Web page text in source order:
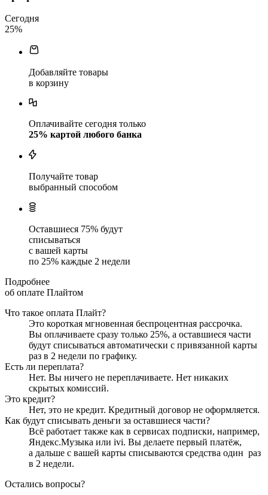
Сегодня
25%
Добавляйте товары
в корзину
Оплачивайте сегодня только
25% картой любого банка
Получайте товар
выбранный способом
Оставшиеся 75% будут
списываться
с вашей карты
по 25% каждые 2 недели
Подробнее
об оплате Плайтом
Что такое оплата Плайт?
Это короткая мгновенная беспроцентная рассрочка.
Вы оплачиваете сразу только 25%, а оставшиеся части
будут списываться автоматически с привязанной карты
раз в 2 недели по графику.
Есть ли переплата?
Нет. Вы ничего не переплачиваете. Нет никаких
скрытых комиссий.
Это кредит?
Нет, это не кредит. Кредитный договор не оформляется.
Как будут списывать деньги за оставшиеся части?
Всё работает также как в сервисах подписки, например,
Яндекс.Музыка или ivi. Вы делаете первый платёж,
а дальше с вашей карты списываются средства один раз
в 2 недели.
Остались вопросы?